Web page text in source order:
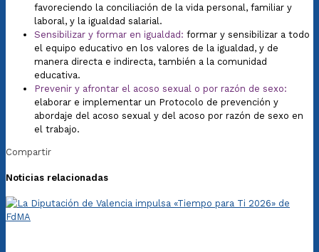
favoreciendo la conciliación de la vida personal, familiar y
laboral, y la igualdad salarial.
Sensibilizar y formar en igualdad: formar y sensibilizar a todo
el equipo educativo en los valores de la igualdad, y de
manera directa e indirecta, también a la comunidad
educativa.
Prevenir y afrontar el acoso sexual o por razón de sexo:
elaborar e implementar un Protocolo de prevención y
abordaje del acoso sexual y del acoso por razón de sexo en
el trabajo.
Compartir
Noticias relacionadas